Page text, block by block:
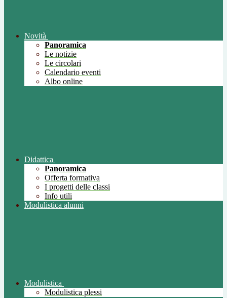
Novità
Panoramica
Le notizie
Le circolari
Calendario eventi
Albo online
Didattica
Panoramica
Offerta formativa
I progetti delle classi
Info utili
Modulistica alunni
Modulistica
Modulistica plessi